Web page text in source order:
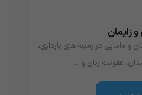
زایمان
مامایی در زمینه های بارداری،
عفونت زنان و …